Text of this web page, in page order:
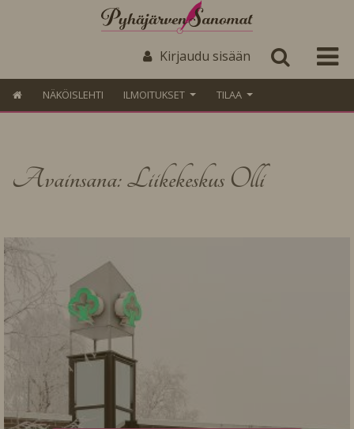
Kirjaudu sisään
NÄKÖISLEHTI ILMOITUKSET TILAA
Avainsana: Liikekeskus Olli